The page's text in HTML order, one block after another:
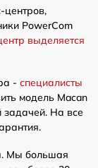
центров,
PowerCom
выделяется
- специалисты
модель Macan
задачей. На все
Мы большая